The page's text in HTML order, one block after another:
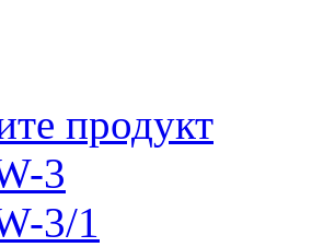
продукт
3
3/1